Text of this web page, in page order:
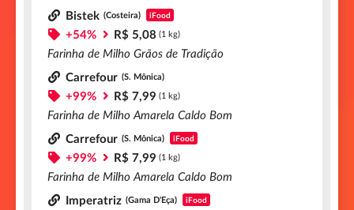
Bistek (Costeira) iFood
+54% R$ 5,08 (1 kg)
Farinha de Milho Grãos de Tradição
Carrefour (S. Mônica)
+99% R$ 7,99 (1 kg)
Farinha de Milho Amarela Caldo Bom
Carrefour (S. Mônica) iFood
+99% R$ 7,99 (1 kg)
Farinha de Milho Amarela Caldo Bom
Imperatriz (Gama D'Eça) iFood